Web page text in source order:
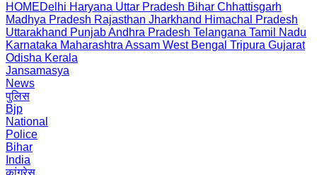
HOMEDelhi Haryana Uttar Pradesh Bihar Chhattisgarh
Madhya Pradesh Rajasthan Jharkhand Himachal Pradesh
Uttarakhand PunjabAndhra Pradesh Telangana Tamil Nadu
Karnataka Maharashtra Assam West Bengal Tripura Gujarat
Odisha Kerala
Jansamasya
News
पुलिस
Bjp
National
Police
Bihar
India
कांग्रेस